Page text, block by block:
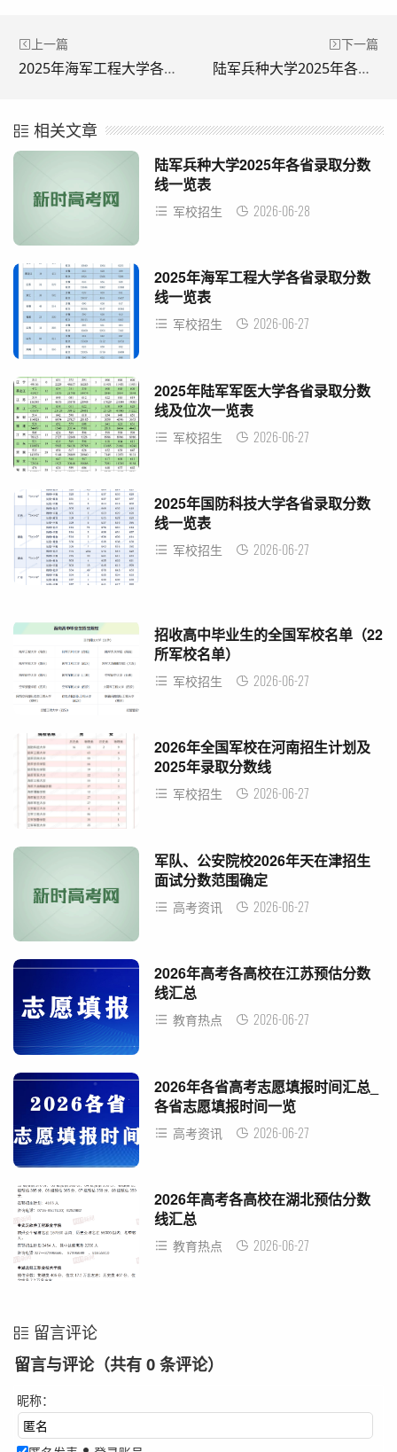
上一篇
2025年海军工程大学各省录取分数线一览表
下一篇
陆军兵种大学2025年各省录取分数线一览表
相关文章
陆军兵种大学2025年各省录取分数
线一览表
军校招生 2026-06-28
2025年海军工程大学各省录取分数
线一览表
军校招生 2026-06-27
2025年陆军军医大学各省录取分数
线及位次一览表
军校招生 2026-06-27
2025年国防科技大学各省录取分数
线一览表
军校招生 2026-06-27
招收高中毕业生的全国军校名单（22
所军校名单）
军校招生 2026-06-27
2026年全国军校在河南招生计划及
2025年录取分数线
军校招生 2026-06-27
军队、公安院校2026年天在津招生
面试分数范围确定
高考资讯 2026-06-27
2026年高考各高校在江苏预估分数
线汇总
教育热点 2026-06-27
2026年各省高考志愿填报时间汇总_
各省志愿填报时间一览
高考资讯 2026-06-27
2026年高考各高校在湖北预估分数
线汇总
教育热点 2026-06-27
留言评论
留言与评论（共有 0 条评论）
昵称：